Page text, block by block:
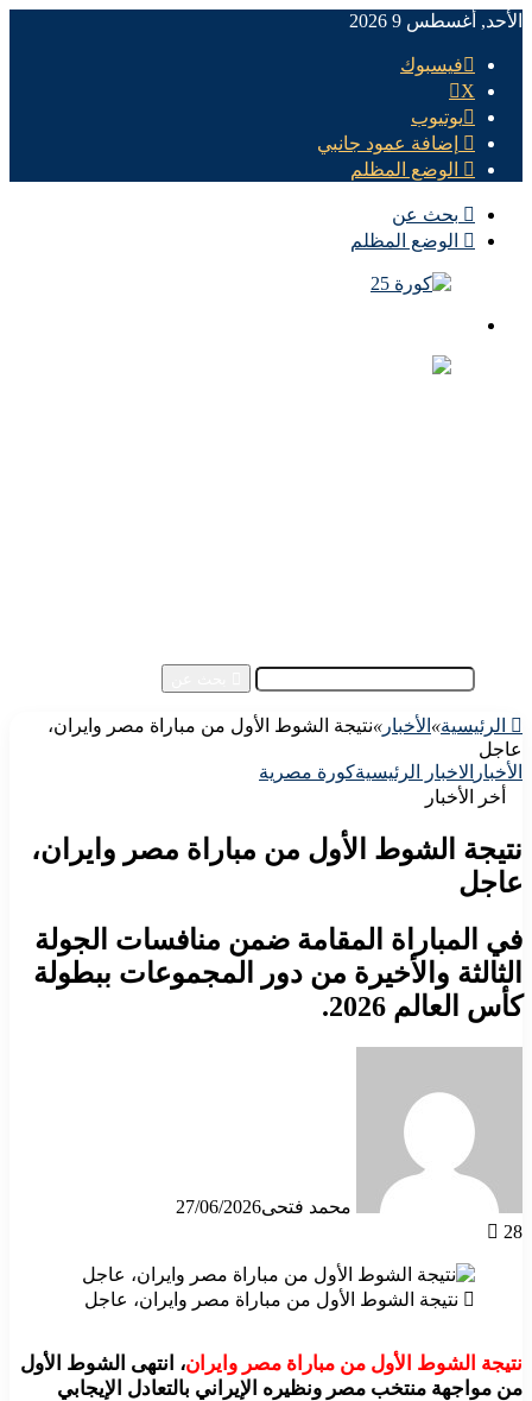
الأحد, أغسطس 9 2026
فيسبوك
X
يوتيوب
إضافة عمود جانبي
الوضع المظلم
بحث عن
الوضع المظلم
الرئيسية» الأخبار »نتيجة الشوط الأول من مباراة مصر وايران،
عاجل
الأخبار الاخبار الرئيسيةكورة مصرية
أخر الأخبار
نتيجة الشوط الأول من مباراة مصر وايران،
عاجل
في المباراة المقامة ضمن منافسات الجولة
الثالثة والأخيرة من دور المجموعات ببطولة
كأس العالم 2026.
محمد فتحى27/06/2026
28
نتيجة الشوط الأول من مباراة مصر وايران، عاجل
نتيجة الشوط الأول من مباراة مصر وايران، انتهى الشوط الأول
من مواجهة منتخب مصر ونظيره الإيراني بالتعادل الإيجابي